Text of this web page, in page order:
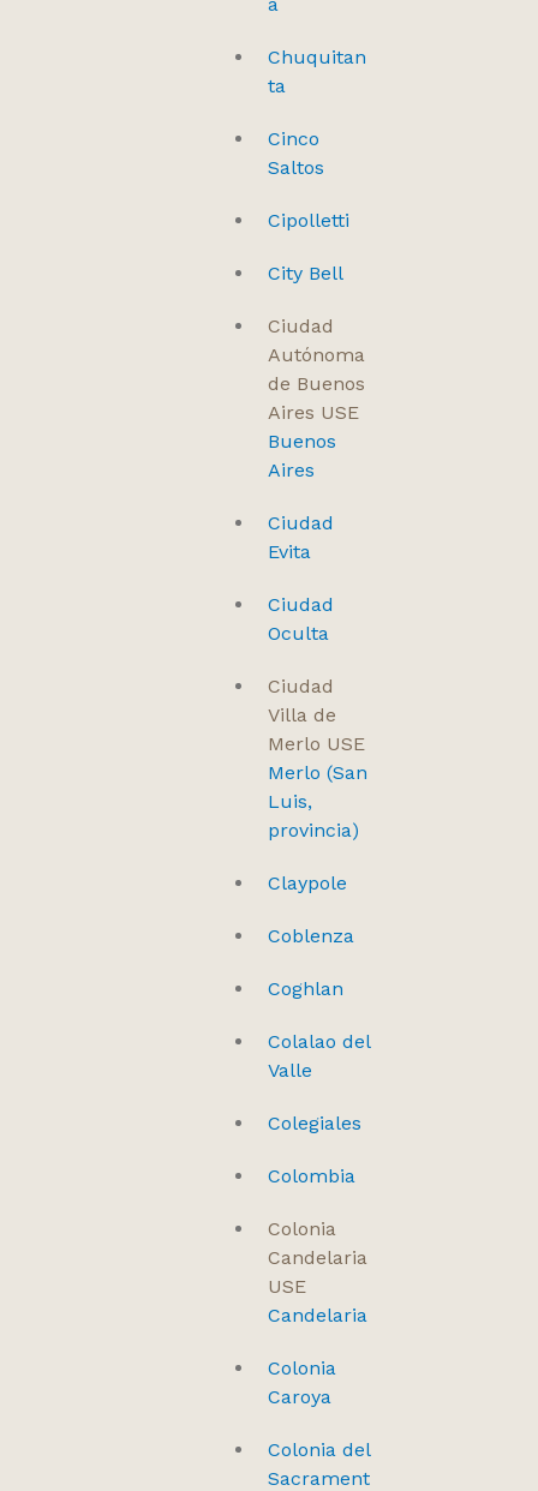
Chuquitan
ta
Cinco
Saltos
Cipolletti
City Bell
Ciudad
Autónoma
de Buenos
Aires USE
Buenos
Aires
Ciudad
Evita
Ciudad
Oculta
Ciudad
Villa de
Merlo USE
Merlo (San
Luis,
provincia)
Claypole
Coblenza
Coghlan
Colalao del
Valle
Colegiales
Colombia
Colonia
Candelaria
USE
Candelaria
Colonia
Caroya
Colonia del
Sacrament